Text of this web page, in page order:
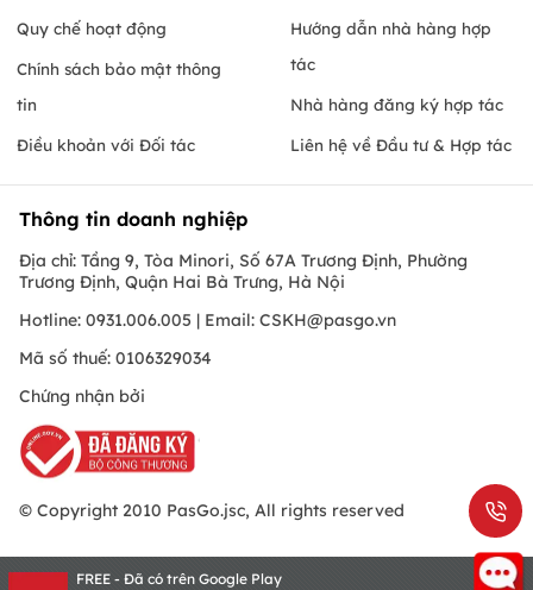
Quy chế hoạt động
Chính sách bảo mật thông
tin
Điều khoản với Đối tác
Hướng dẫn nhà hàng hợp
tác
Nhà hàng đăng ký hợp tác
Liên hệ về Đầu tư & Hợp tác
Thông tin doanh nghiệp
Địa chỉ: Tầng 9, Tòa Minori, Số 67A Trương Định, Phường
Trương Định, Quận Hai Bà Trưng, Hà Nội
Hotline: 0931.006.005 | Email: CSKH@pasgo.vn
Mã số thuế: 0106329034
Chứng nhận bởi
© Copyright 2010 PasGo.jsc, All rights reserved
FREE - Đã có trên Google Play